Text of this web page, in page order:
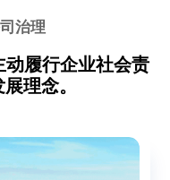
治理
履行企业社会责
理念。